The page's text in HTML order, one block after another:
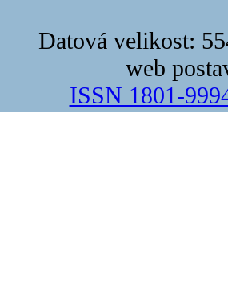
Datová velikost:
web
ISSN 1801-